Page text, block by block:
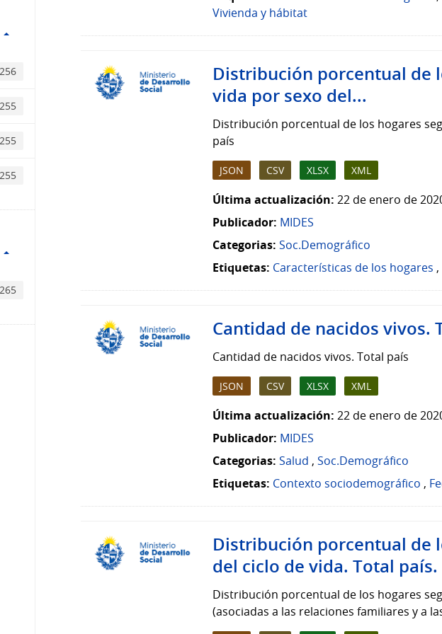
256
255
255
255
265
Vivienda y hábitat
Distribución porcentual de
vida por sexo del...
Distribución porcentual de los hogares
país
JSON CSV XLSX XML
Última actualización: 22 de enero de
Publicador: MIDES
Categorias: Soc.Demográfico
Etiquetas: Características de los hogares ,
Cantidad de nacidos vivos.
Cantidad de nacidos vivos. Total país
JSON CSV XLSX XML
Última actualización: 22 de enero de
Publicador: MIDES
Categorias: Salud , Soc.Demográfico
Etiquetas: Contexto sociodemográfico ,
Distribución porcentual de
del ciclo de vida. Total país.
Distribución porcentual de los hogares
(asociadas a las relaciones familiares y a